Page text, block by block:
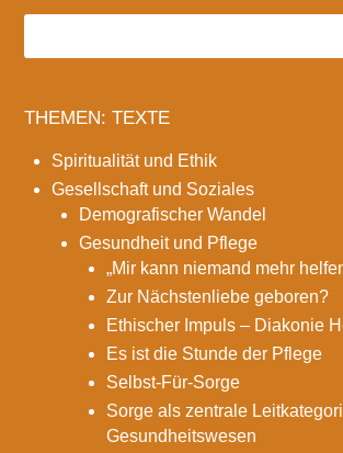
THEMEN: TEXTE
Spiritualität und Ethik
Gesellschaft und Soziales
Demografischer Wandel
Gesundheit und Pflege
„Mir kann niemand mehr
Zur Nächstenliebe geboren?
Ethischer Impuls – Diakonie
Es ist die Stunde der Pflege
Selbst-Für-Sorge
Sorge als zentrale
Gesundheitswesen